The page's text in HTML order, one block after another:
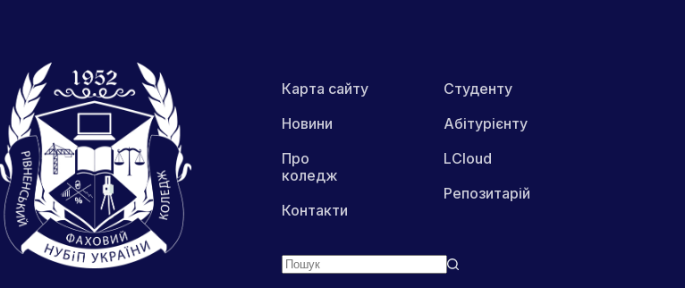
Карта сайту
Новини
Про
коледж
Контакти
Студенту
Абітурієнту
LCloud
Репозитарій